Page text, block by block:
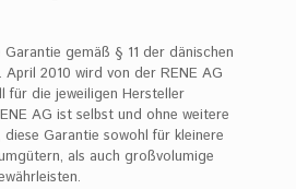
gemäß § 11 der dänischen
April 2010 wird von der RENE AG
für die jeweiligen Hersteller
AG ist selbst und ohne weitere
Garantie sowohl für kleinere
als auch großvolumige